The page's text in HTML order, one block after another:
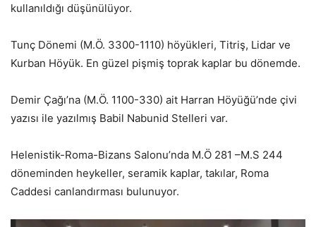
kullanıldığı düşünülüyor.
Tunç Dönemi (M.Ö. 3300-1110) höyükleri, Titriş, Lidar ve
Kurban Höyük. En güzel pişmiş toprak kaplar bu dönemde.
Demir Çağı’na (M.Ö. 1100-330) ait Harran Höyüğü’nde çivi
yazısı ile yazılmış Babil Nabunid Stelleri var.
Helenistik-Roma-Bizans Salonu’nda M.Ö 281 –M.S 244
döneminden heykeller, seramik kaplar, takılar, Roma
Caddesi canlandırması bulunuyor.